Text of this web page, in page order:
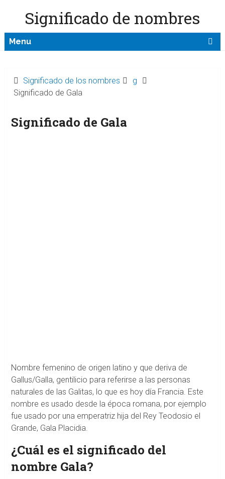
Significado de nombres
Menu
Significado de los nombres
g
Significado de Gala
Significado de Gala
Nombre femenino de origen latino y que deriva de
Gallus/Galla, gentilicio para referirse a las personas
naturales de las Galitas, lo que es hoy día Francia. Este
nombre es usado desde la época romana, por ejemplo
fue usado por una emperatriz hija del Rey Teodosio el
Grande, Gala Placidia.
¿Cuál es el significado del
nombre Gala?